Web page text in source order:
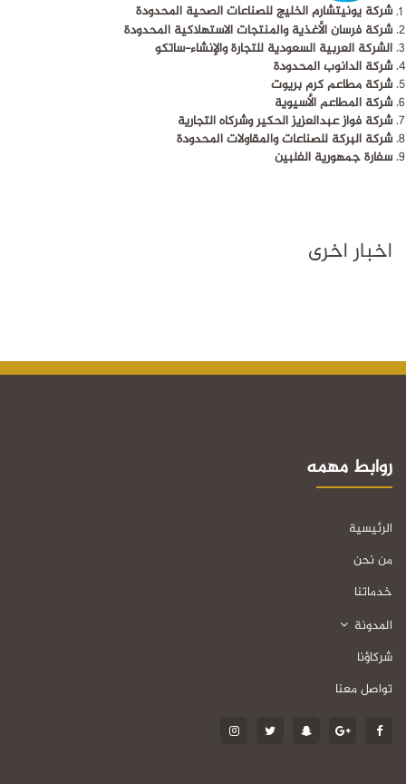
شركة يونيتشارم الخليج للصناعات الصحية المحدودة
شركة فرسان الأغذية والمنتجات الاستهلاكية المحدودة
الشركة العربية السعودية للتجارة والإنشاء-ساتكو
شركة الدانوب المحدودة
شركة مطاعم كرم بريوت
شركة المطاعم الأسيوية
شركة فواز عبدالعزيز الحكير وشركاه التجارية
شركة البركة للصناعات والمقاولات المحدودة
سفارة جمهورية الفلبين
اخبار اخرى
روابط مهمه
الرئيسية
من نحن
خدماتنا
المدونة
شركاؤنا
تواصل معنا